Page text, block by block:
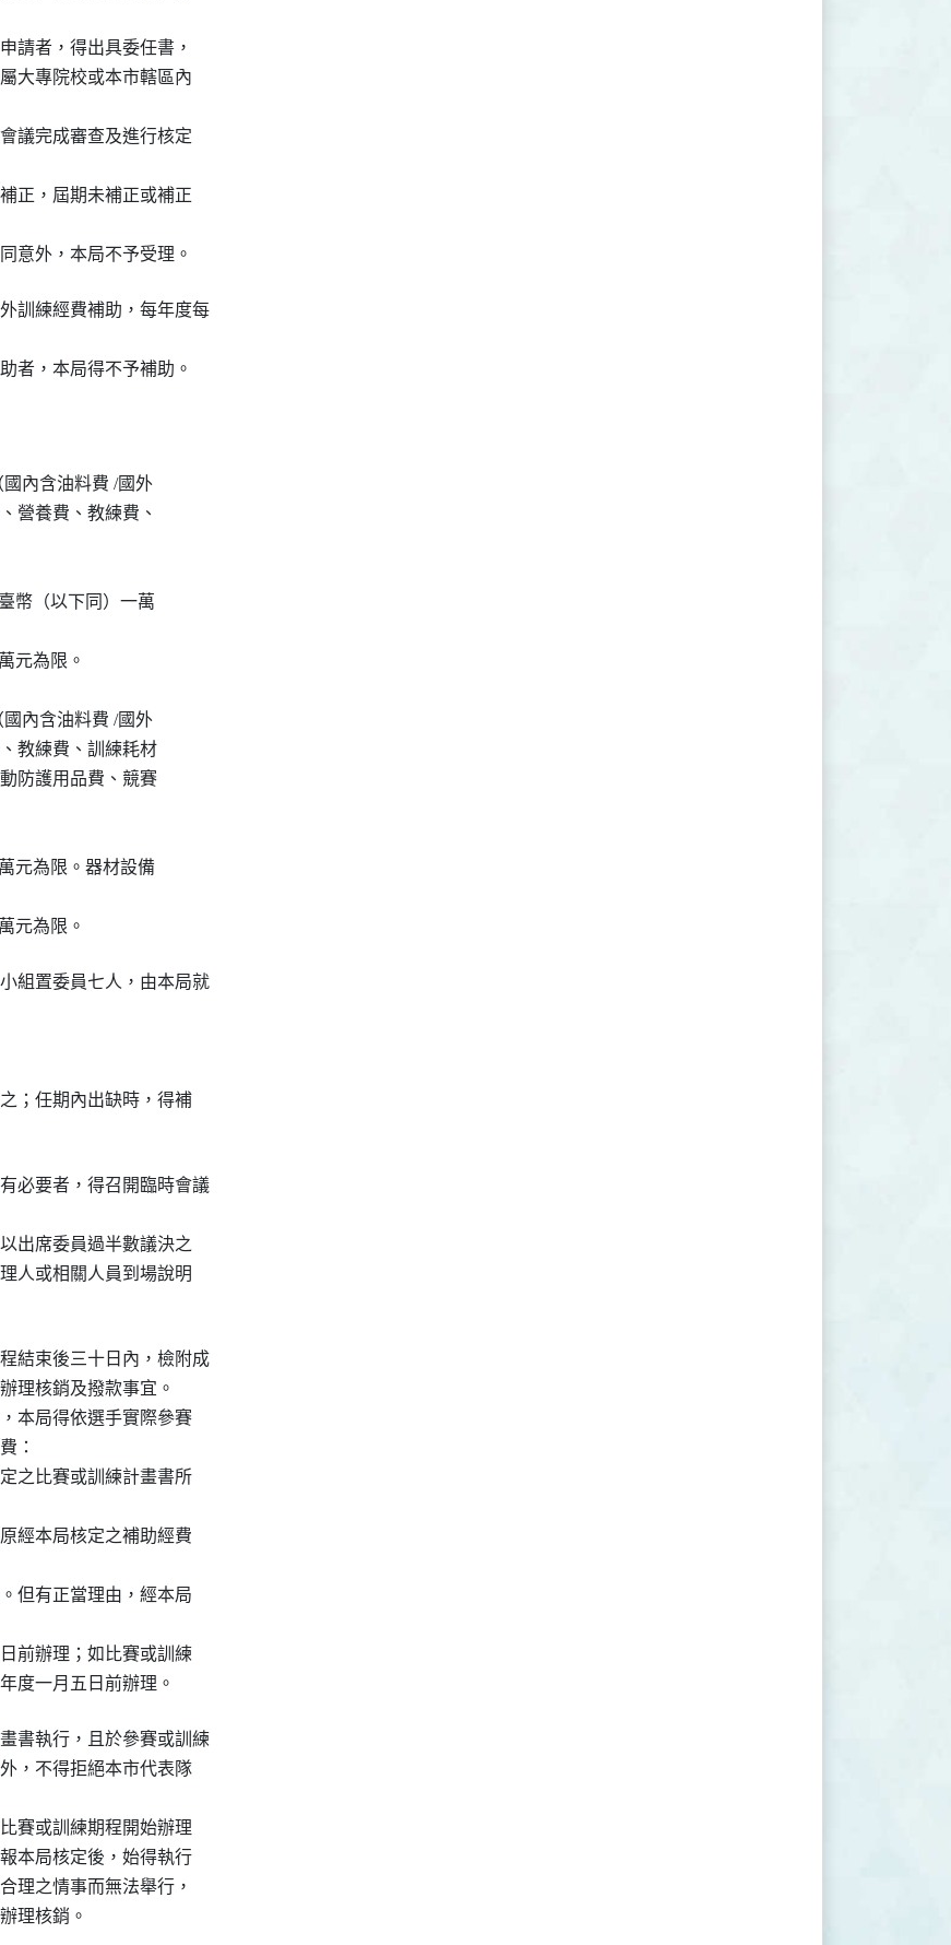
請者，得出具委任書，
大專院校或本市轄區內
議完成審查及進行核定
正，屆期未補正或補正
意外，本局不予受理。
訓練經費補助，每年度每
者，本局得不予補助。
國內含油料費 /國外
、營養費、教練費、
臺幣（以下同）一萬
元為限。
國內含油料費 /國外
、教練費、訓練耗材
動防護用品費、競賽
萬元為限。器材設備
元為限。
組置委員七人，由本局就
；任期內出缺時，得補
必要者，得召開臨時會議
出席委員過半數議決之
人或相關人員到場說明
結束後三十日內，檢附成
理核銷及撥款事宜。
本局得依選手實際參賽
：
之比賽或訓練計畫書所
經本局核定之補助經費
但有正當理由，經本局
前辦理；如比賽或訓練
度一月五日前辦理。
書執行，且於參賽或訓練
，不得拒絕本市代表隊
賽或訓練期程開始辦理
本局核定後，始得執行
理之情事而無法舉行，
理核銷。